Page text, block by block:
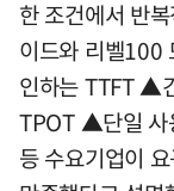
한 조건에서 반
이드와 리벨100
인하는 TTFT ▲
TPOT ▲단일 사
등 수요기업이